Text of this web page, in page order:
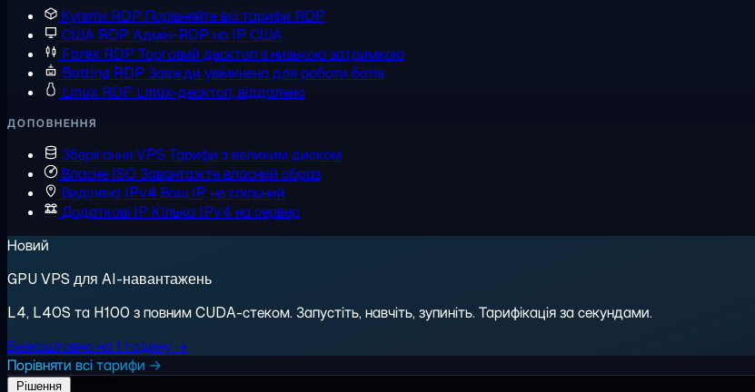
Купити RDP Порівняйте всі тарифи RDP
США RDP Адмін-RDP на IP США
Forex RDP Торговий десктоп з низькою затримкою
Botting RDP Завжди увімкнено для роботи ботів
Linux RDP Linux-десктоп, віддалено
ДОПОВНЕННЯ
Зберігання VPS Тарифи з великим диском
Власне ISO Завантажте власний образ
Виділена IPv4 Ваш IP, не спільний
Додаткові IP Кілька IPv4 на сервер
Новий
GPU VPS для AI-навантажень
L4, L40S та H100 з повним CUDA-стеком. Запустіть, навчіть, зупиніть. Тарифікація за секундами.
Безкоштовно на 1 годину →
Порівняти всі тарифи →